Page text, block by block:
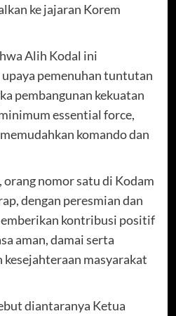
ke jajaran Korem
Alih Kodal ini
pemenuhan tuntutan
pembangunan kekuatan
essential force,
komando dan
nomor satu di Kodam
dengan peresmian dan
kontribusi positif
aman, damai serta
masyarakat
diantaranya Ketua